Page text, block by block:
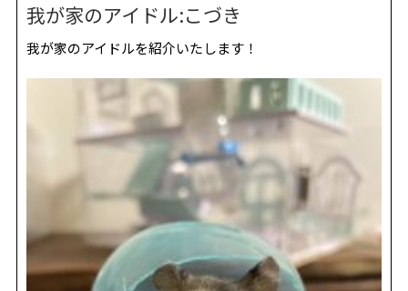
EYELASH まつげエク
STAFF スタッフ
BLOG ブログ
REVIEW レビュー
SALON INFO 店舗情報
我が家のアイドル:こづき
我が家のアイドルを紹介いたします！